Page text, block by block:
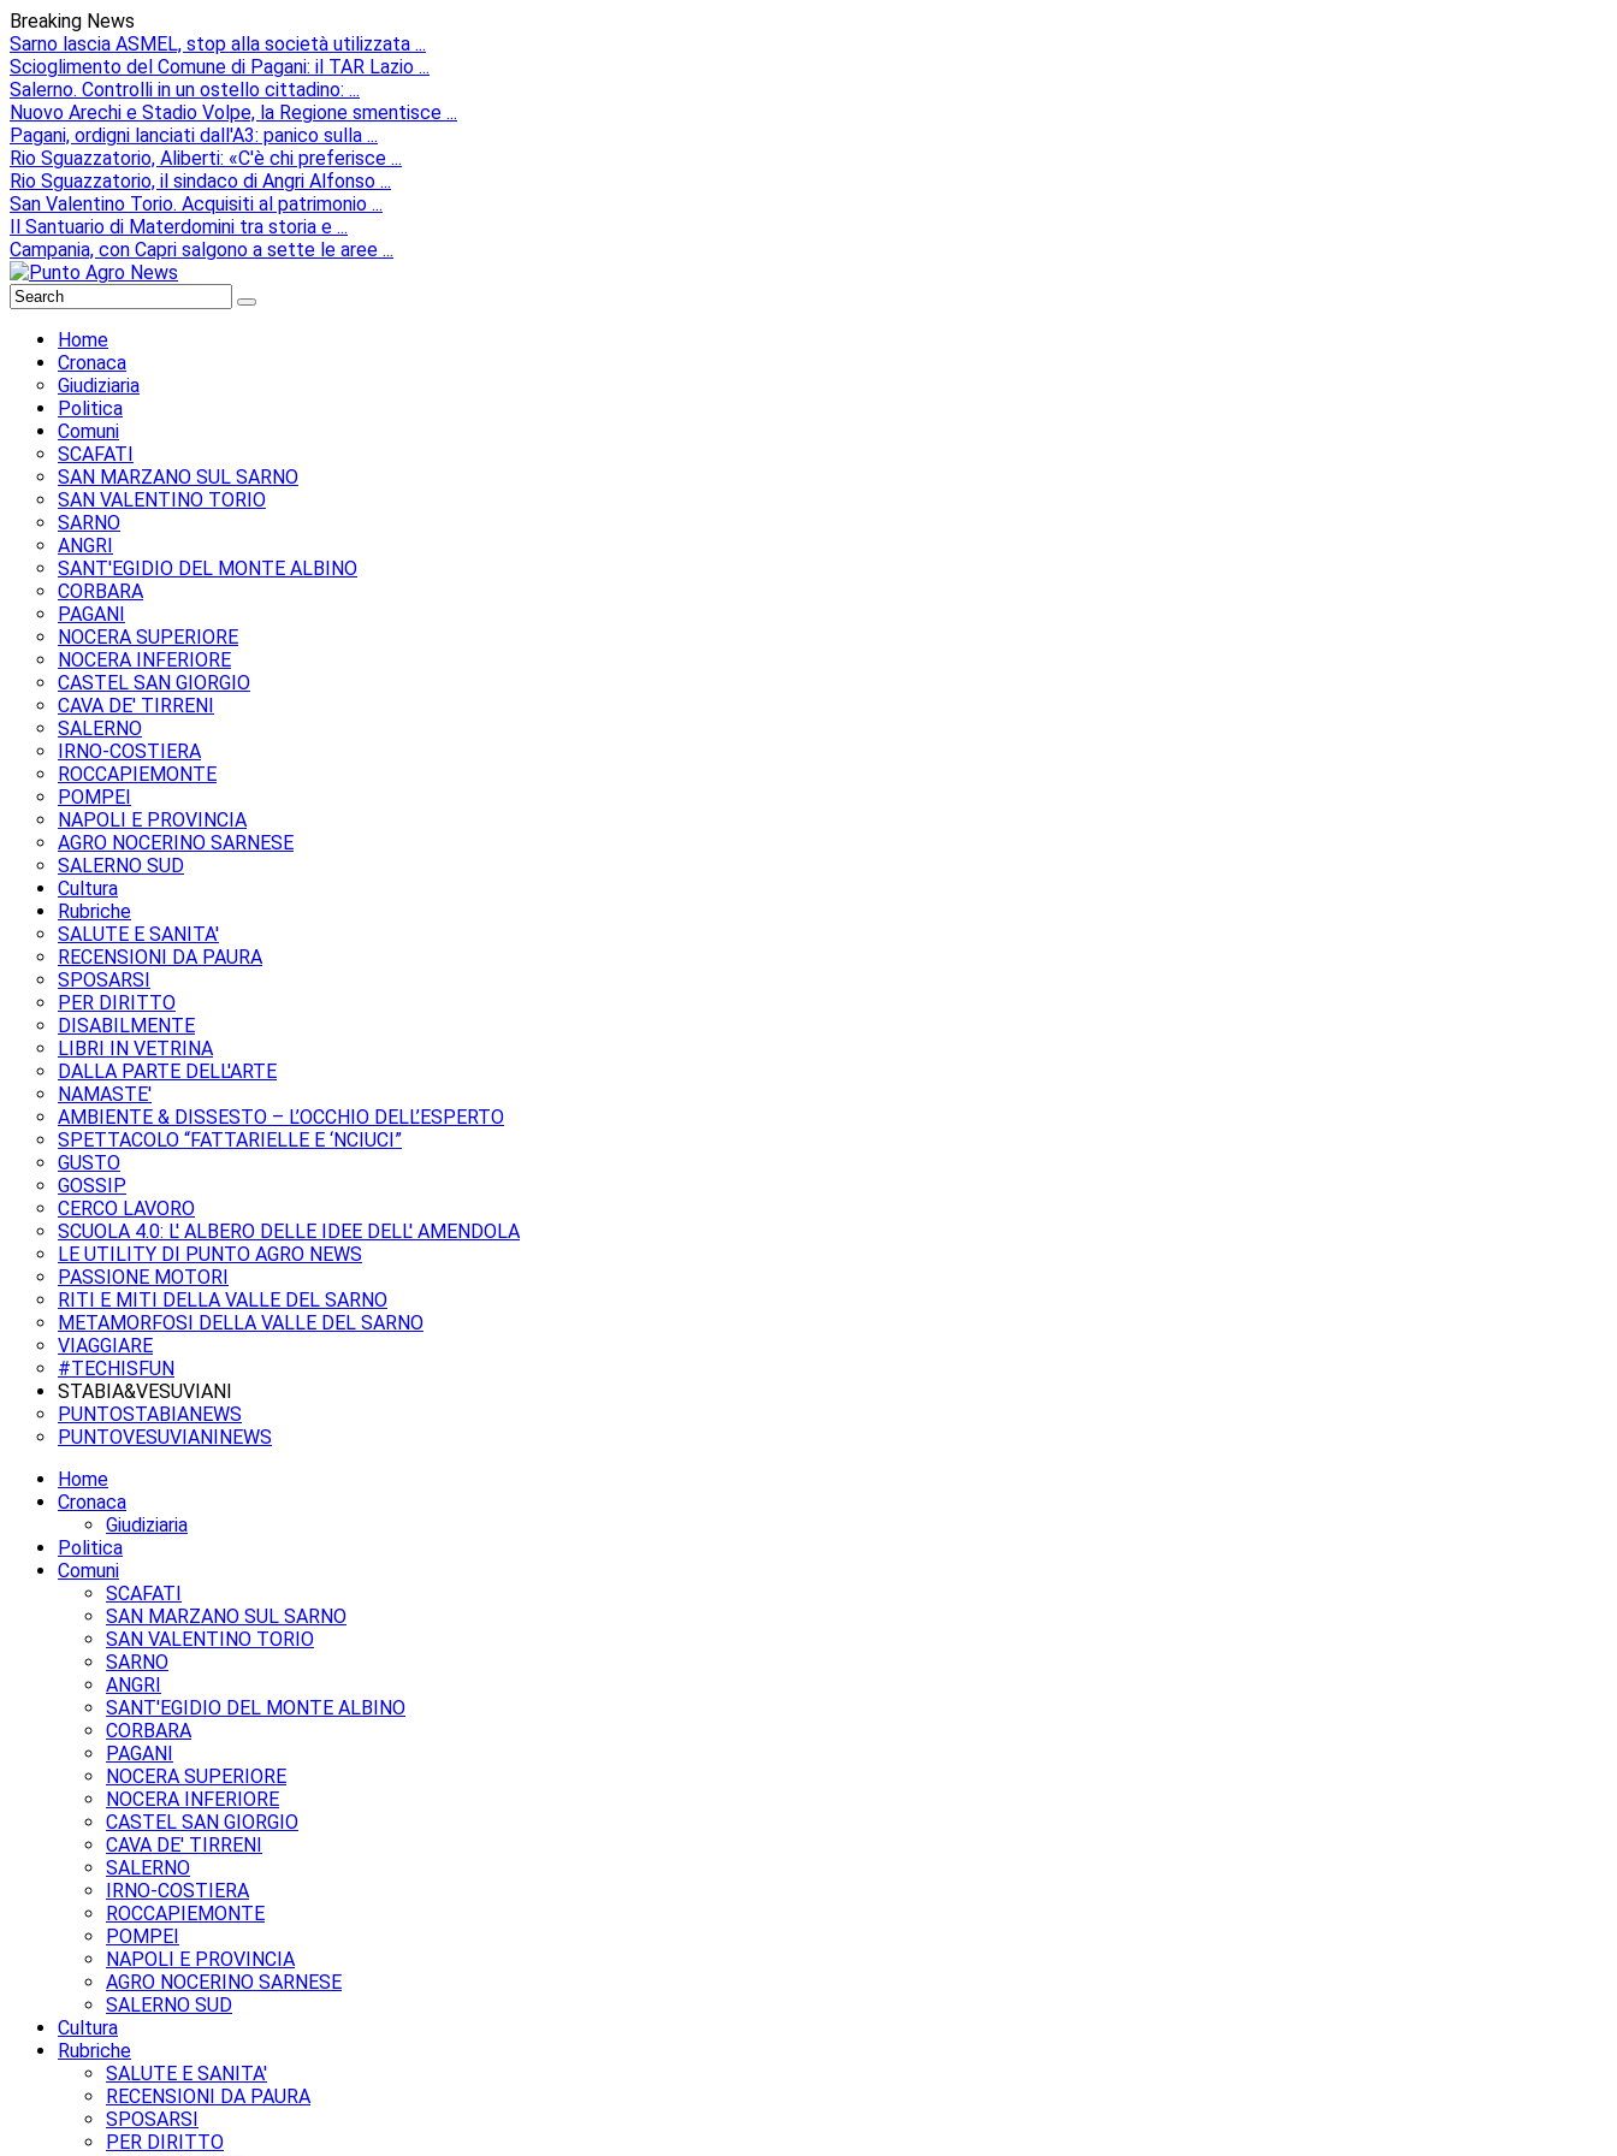
Breaking News
Sarno lascia ASMEL, stop alla società utilizzata ...
Scioglimento del Comune di Pagani: il TAR Lazio ...
Salerno. Controlli in un ostello cittadino: ...
Nuovo Arechi e Stadio Volpe, la Regione smentisce ...
Pagani, ordigni lanciati dall'A3: panico sulla ...
Rio Sguazzatorio, Aliberti: «C'è chi preferisce ...
Rio Sguazzatorio, il sindaco di Angri Alfonso ...
San Valentino Torio. Acquisiti al patrimonio ...
Il Santuario di Materdomini tra storia e ...
Campania, con Capri salgono a sette le aree ...
Home
Cronaca
Giudiziaria
Politica
Comuni
SCAFATI
SAN MARZANO SUL SARNO
SAN VALENTINO TORIO
SARNO
ANGRI
SANT'EGIDIO DEL MONTE ALBINO
CORBARA
PAGANI
NOCERA SUPERIORE
NOCERA INFERIORE
CASTEL SAN GIORGIO
CAVA DE' TIRRENI
SALERNO
IRNO-COSTIERA
ROCCAPIEMONTE
POMPEI
NAPOLI E PROVINCIA
AGRO NOCERINO SARNESE
SALERNO SUD
Cultura
Rubriche
SALUTE E SANITA'
RECENSIONI DA PAURA
SPOSARSI
PER DIRITTO
DISABILMENTE
LIBRI IN VETRINA
DALLA PARTE DELL'ARTE
NAMASTE'
AMBIENTE & DISSESTO – L’OCCHIO DELL’ESPERTO
SPETTACOLO “FATTARIELLE E ‘NCIUCI”
GUSTO
GOSSIP
CERCO LAVORO
SCUOLA 4.0: L' ALBERO DELLE IDEE DELL' AMENDOLA
LE UTILITY DI PUNTO AGRO NEWS
PASSIONE MOTORI
RITI E MITI DELLA VALLE DEL SARNO
METAMORFOSI DELLA VALLE DEL SARNO
VIAGGIARE
#TECHISFUN
STABIA&VESUVIANI
PUNTOSTABIANEWS
PUNTOVESUVIANINEWS
Home
Cronaca
Giudiziaria
Politica
Comuni
SCAFATI
SAN MARZANO SUL SARNO
SAN VALENTINO TORIO
SARNO
ANGRI
SANT'EGIDIO DEL MONTE ALBINO
CORBARA
PAGANI
NOCERA SUPERIORE
NOCERA INFERIORE
CASTEL SAN GIORGIO
CAVA DE' TIRRENI
SALERNO
IRNO-COSTIERA
ROCCAPIEMONTE
POMPEI
NAPOLI E PROVINCIA
AGRO NOCERINO SARNESE
SALERNO SUD
Cultura
Rubriche
SALUTE E SANITA'
RECENSIONI DA PAURA
SPOSARSI
PER DIRITTO